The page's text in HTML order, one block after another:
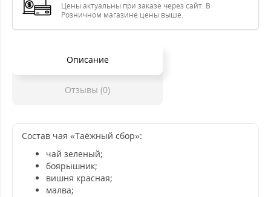
Цены актуальны при заказе через сайт. В
Розничном магазине цены выше.
Описание
Отзывы (0)
Состав чая «Таёжный сбор»:
чай зеленый;
боярышник;
вишня красная;
малва;